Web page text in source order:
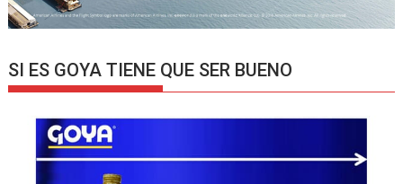
SI ES GOYA TIENE QUE SER BUENO